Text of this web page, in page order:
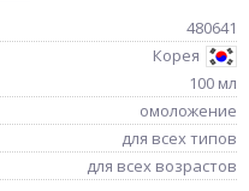
480641
Корея
100 мл
омоложение
для всех типов
для всех возрастов